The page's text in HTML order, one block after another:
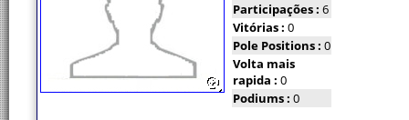
Participações : 6
Vitórias : 0
Pole Positions : 0
Volta mais
rapida : 0
Podiums : 0